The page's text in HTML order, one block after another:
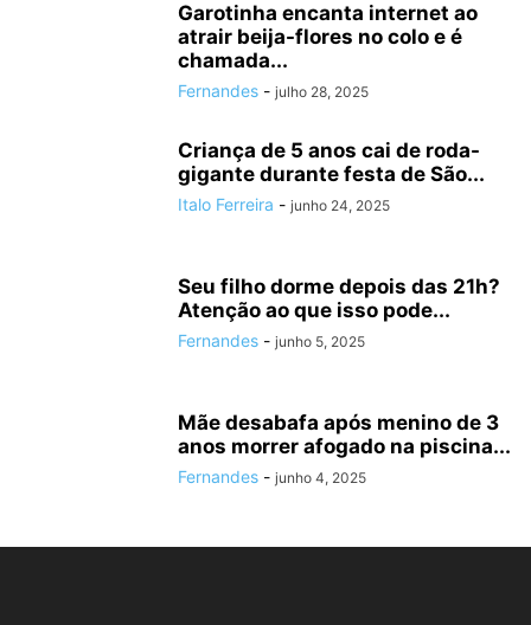
Garotinha encanta internet ao
atrair beija-flores no colo e é
chamada...
Fernandes - julho 28, 2025
Criança de 5 anos cai de roda-
gigante durante festa de São...
Italo Ferreira - junho 24, 2025
Seu filho dorme depois das 21h?
Atenção ao que isso pode...
Fernandes - junho 5, 2025
Mãe desabafa após menino de 3
anos morrer afogado na piscina...
Fernandes - junho 4, 2025